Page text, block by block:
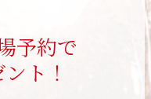
予約で
ト！